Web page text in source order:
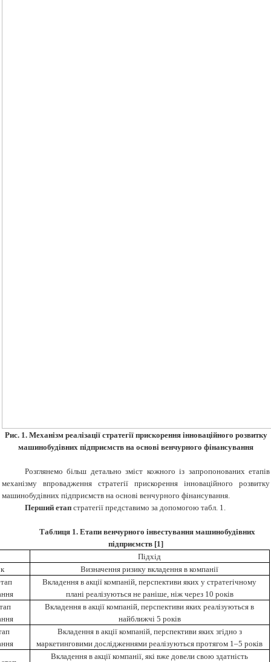
Рис. 1. Механізм реалізації стратегії прискорення інноваційного розвитку
машинобудівних підприємств на основі венчурного фінансування
Розглянемо більш детально зміст кожного із запропонованих етапів
механізму впровадження стратегії прискорення інноваційного розвитку
машинобудівних підприємств на основі венчурного фінансування.
Перший етапстратегії представимо за допомогою табл. 1.
Таблиця 1. Етапи венчурного інвестування машинобудівних
підприємств [1]
Підхід
Визначення ризику вкладення в компанії
Вкладення в акції компаній, перспективи яких у стратегічному
плані реалізуються не раніше, ніж через 10 років
Вкладення в акції компаній, перспективи яких реалізуються в
найближчі 5 років
Вкладення в акції компаній, перспективи яких згідно з
маркетинговими дослідженнями реалізуються протягом 1–5 років
Вкладення в акції компанії, які вже довели свою здатність